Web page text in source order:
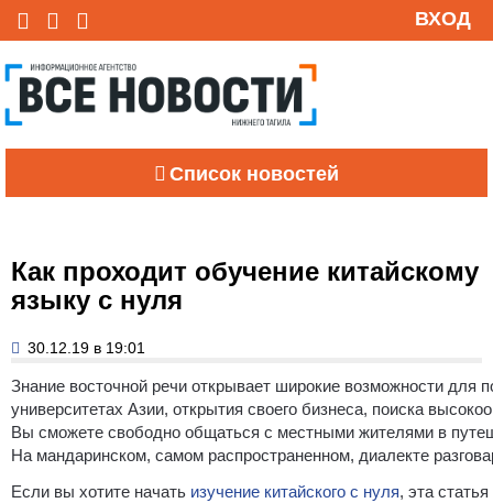
ВХОД
Список новостей
Как проходит обучение китайскому
языку с нуля
30.12.19 в 19:01
Знание восточной речи открывает широкие возможности для
университетах Азии, открытия своего бизнеса, поиска
Вы сможете свободно общаться с местными жителями в
На мандаринском, самом распространенном, диалекте
Если вы хотите начать изучение китайского с нуля, эта